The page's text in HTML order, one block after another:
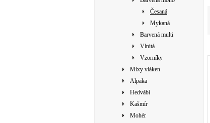
Česaná
Mykaná
Barvená multi
Vlnitá
Vzorníky
Mixy vláken
Alpaka
Hedvábí
Kašmír
Mohér